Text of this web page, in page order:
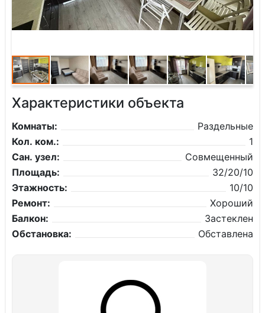
Характеристики объекта
Комнаты:
Раздельные
Кол. ком.:
1
Сан. узел:
Совмещенный
Площадь:
32/20/10
Этажность:
10/10
Ремонт:
Хороший
Балкон:
Застеклен
Обстановка:
Обставлена